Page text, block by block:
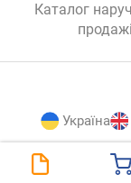
Каталог
Україна